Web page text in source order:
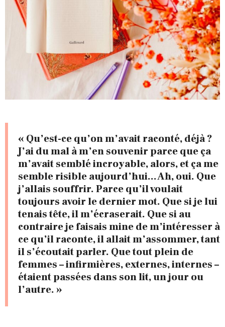
« Qu’est-ce qu’on m’avait raconté, déjà ?
J’ai du mal à m’en souvenir parce que ça
m’avait semblé incroyable, alors, et ça me
semble risible aujourd’hui… Ah, oui. Que
j’allais souffrir. Parce qu’il voulait
toujours avoir le dernier mot. Que si je lui
tenais tête, il m’écraserait. Que si au
contraire je faisais mine de m’intéresser à
ce qu’il raconte, il allait m’assommer, tant
il s’écoutait parler. Que tout plein de
femmes – infirmières, externes, internes –
étaient passées dans son lit, un jour ou
l’autre. »